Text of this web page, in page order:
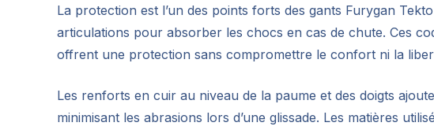
La protection est l’un des points forts des gants Furygan
articulations pour absorber les chocs en cas de chute. Ces
offrent une protection sans compromettre le confort ni la
Les renforts en cuir au niveau de la paume et des doigts
minimisant les abrasions lors d’une glissade. Les matières